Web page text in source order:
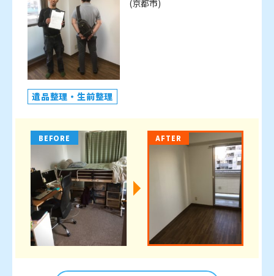
(京都市)
遺品整理・生前整理
BEFORE AFTER